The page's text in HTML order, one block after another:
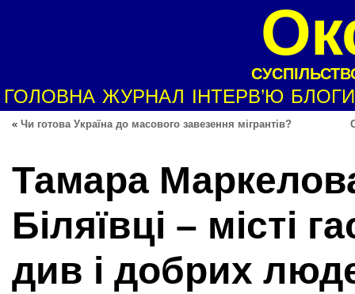
ГОЛОВНА ЖУРНАЛ ІНТЕРВ’Ю БЛОГИ
« Чи готова Україна до масового завезення мігрантів?
Тамара
Біляївці – місті
див і добрих